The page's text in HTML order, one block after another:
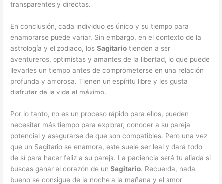
transparentes y directas.
En conclusión, cada individuo es único y su tiempo para
enamorarse puede variar. Sin embargo, en el contexto de la
astrología y el zodiaco, losSagitario tienden a ser
aventureros, optimistas y amantes de la libertad, lo que puede
llevarles un tiempo antes de comprometerse en una relación
profunda y amorosa. Tienen un espíritu libre y les gusta
disfrutar de la vida al máximo.
Por lo tanto, no es un proceso rápido para ellos, pueden
necesitar más tiempo para explorar, conocer a su pareja
potencial y asegurarse de que son compatibles. Pero una vez
que un Sagitario se enamora, este suele ser leal y dará todo
de sí para hacer feliz a su pareja. La paciencia será tu aliada si
buscas ganar el corazón de unSagitario. Recuerda, nada
bueno se consigue de la noche a la mañana y el amor